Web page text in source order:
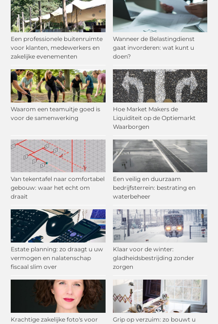
Een professionele buitenruimte
voor klanten, medewerkers en
zakelijke evenementen
Wanneer de Belastingdienst
gaat invorderen: wat kunt u
doen?
Waarom een teamuitje goed is
voor de samenwerking
Hoe Market Makers de
Liquiditeit op de Optiemarkt
Waarborgen
Van tekentafel naar comfortabel
gebouw: waar het echt om
draait
Een veilig en duurzaam
bedrijfsterrein: bestrating en
waterbeheer
Estate planning: zo draagt u uw
vermogen en nalatenschap
fiscaal slim over
Klaar voor de winter:
gladheidsbestrijding zonder
zorgen
Krachtige zakelijke foto's voor
Grip op verzuim: zo bouwt u